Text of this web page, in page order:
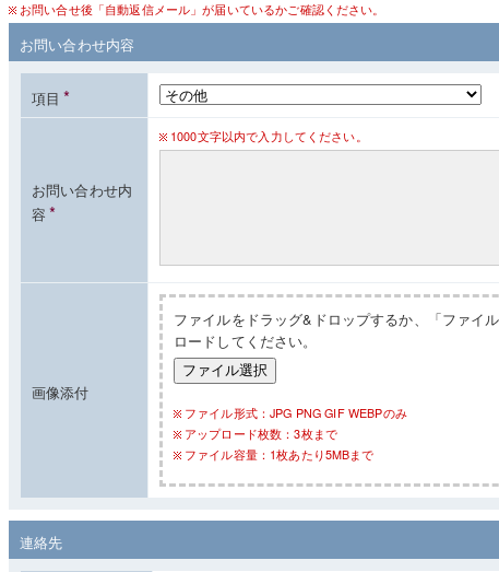
お問い合せ後「自動返信メール」が届いているかご確認ください。
お問い合わせ内容
項目 *
お問い合わせ内
容 *
1000文字以内で入力してください。
画像添付
ファイルをドラッグ&ドロップするか、「ファイ
ロードしてください。
ファイル選択
ファイル形式：JPG PNG GIF WEBPのみ
アップロード枚数：3枚まで
ファイル容量：1枚あたり5MBまで
連絡先